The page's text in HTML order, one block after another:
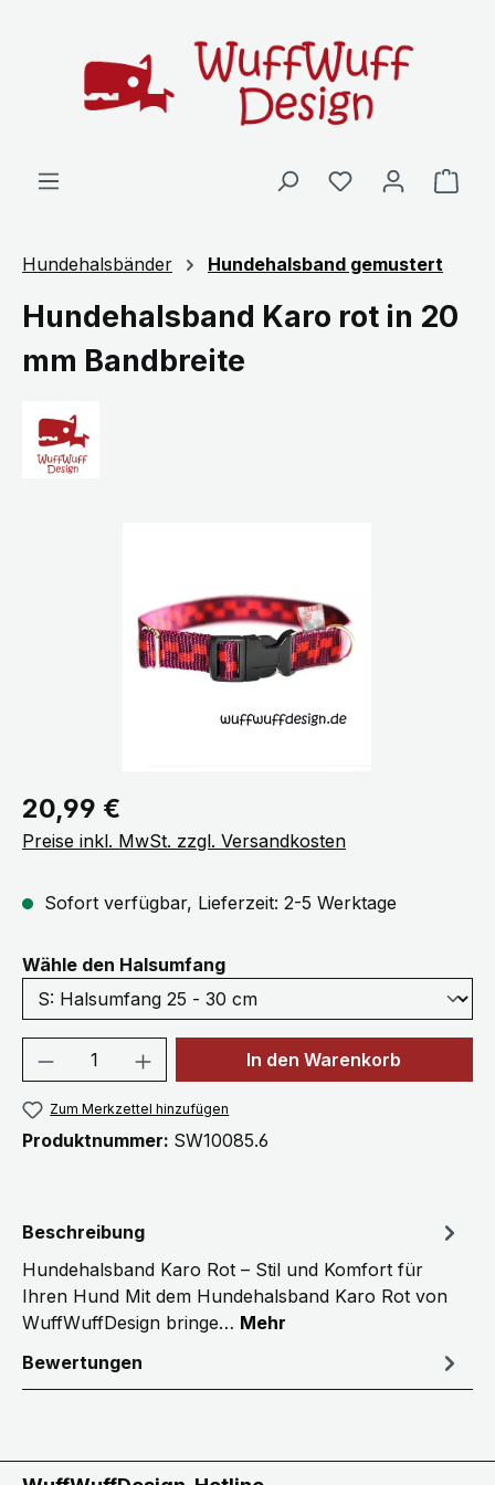
Hundehalsbänder Hundehalsband gemustert
Hundehalsband Karo rot in 20
mm Bandbreite
Regulärer Preis:
20,99 €
Preise inkl. MwSt. zzgl. Versandkosten
Sofort verfügbar, Lieferzeit: 2-5 Werktage
Wähle den Halsumfangauswählen
Produkt Anzahl: Gib denIn den Warenkorb
Zum Merkzettel hinzufügen
Produktnummer: SW10085.6
Beschreibung
Hundehalsband Karo Rot – Stil und Komfort für
Ihren Hund Mit dem Hundehalsband Karo Rot von
WuffWuffDesign bringe… Mehr
Bewertungen